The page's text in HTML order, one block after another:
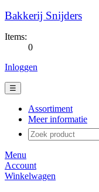
Bakkerij Snijders
Items:
0
Inloggen
☰
Assortiment
Meer informatie
Menu
Account
Winkelwagen